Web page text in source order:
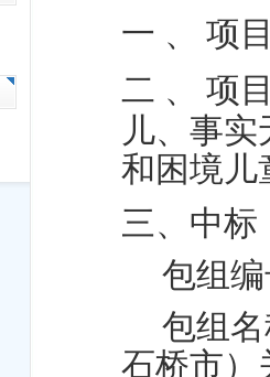
一 、
项
二 、
项
儿、事
和困境儿
三、中标
包组
包组
石桥市）